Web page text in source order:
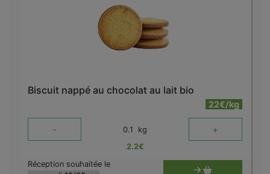
Biscuit nappé au chocolat au lait bio
22€/kg
- 0.1 kg +
2.2€
Réception souhaitée le